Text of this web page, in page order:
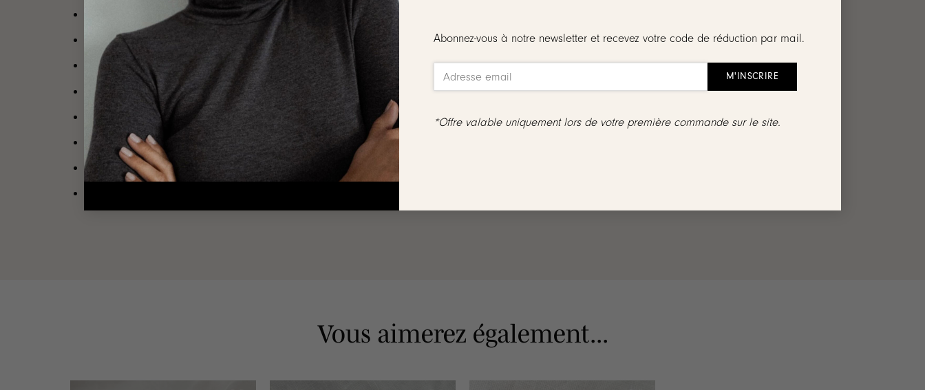
Abonnez-vous à notre newsletter et recevez votre code de réduction par mail.
*Offre valable uniquement lors de votre première commande sur le site.
Design : Bijou pendant à la forme irrégulière, courbée
Longueur de la boucle
Largeur
: 3.4 cm
Fermoir papillon et silicone
Notez que la paire de boucles d’oreilles est très légère à porter malgré sa taille imposante !
Poids d’une boucle :8.47 g
Par mesure d’hygiène, les boucles d’oreilles ne sont ni reprises, ni échangées
Vous aimerez également...